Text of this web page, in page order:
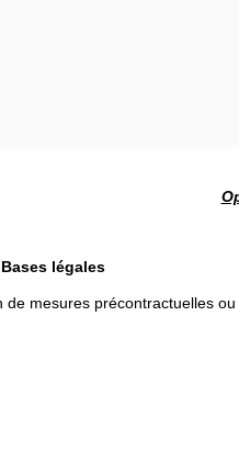
Bases légales
de mesures précontractuelles ou